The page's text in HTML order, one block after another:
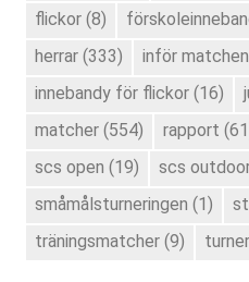
flickor (8)
herrar (333) inför matchen
innebandy för flickor (16)
matcher (554) rapport
scs open (19) scs
småmålsturneringen (1)
träningsmatcher (9)